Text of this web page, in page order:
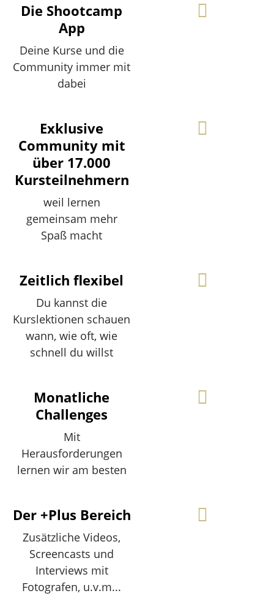
Die Shootcamp
App
Deine Kurse und die
Community immer mit
dabei
Exklusive
Community mit
über 17.000
Kursteilnehmern
weil lernen
gemeinsam mehr
Spaß macht
Zeitlich flexibel
Du kannst die
Kurslektionen schauen
wann, wie oft, wie
schnell du willst
Monatliche
Challenges
Mit
Herausforderungen
lernen wir am besten
Der +Plus Bereich
Zusätzliche Videos,
Screencasts und
Interviews mit
Fotografen, u.v.m...